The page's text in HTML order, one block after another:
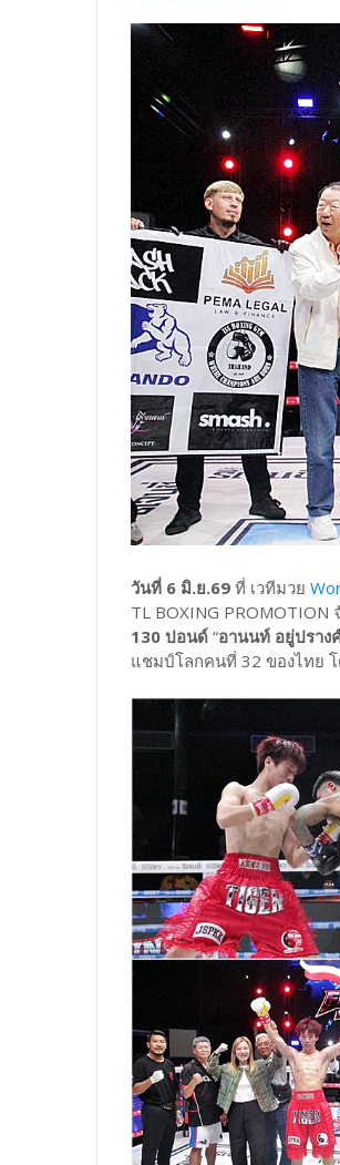
วันที่ 6 มิ.ย.69 ที่ เวทีมวย
TL BOXING
130 ปอนด์ “อานนท์ อยู่ปราง
แชมป์โลกคนที่ 32 ของไทย โ